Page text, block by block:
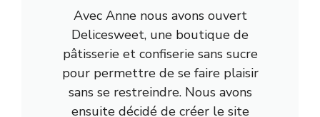
Avec Anne nous avons ouvert
Delicesweet, une boutique de
pâtisserie et confiserie sans sucre
pour permettre de se faire plaisir
sans se restreindre. Nous avons
ensuite décidé de créer le site